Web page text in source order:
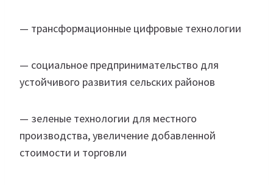
— трансформационные цифровые технологии
— социальное предпринимательство для
устойчивого развития сельских районов
— зеленые технологии для местного
производства, увеличение добавленной
стоимости и торговли